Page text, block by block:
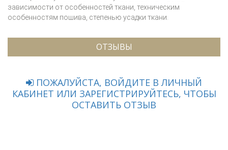
зависимости от особенностей ткани, техническим
особенностям пошива, степенью усадки ткани.
ОТЗЫВЫ
ПОЖАЛУЙСТА, ВОЙДИТЕ В ЛИЧНЫЙ
КАБИНЕТ ИЛИ ЗАРЕГИСТРИРУЙТЕСЬ, ЧТОБЫ
ОСТАВИТЬ ОТЗЫВ